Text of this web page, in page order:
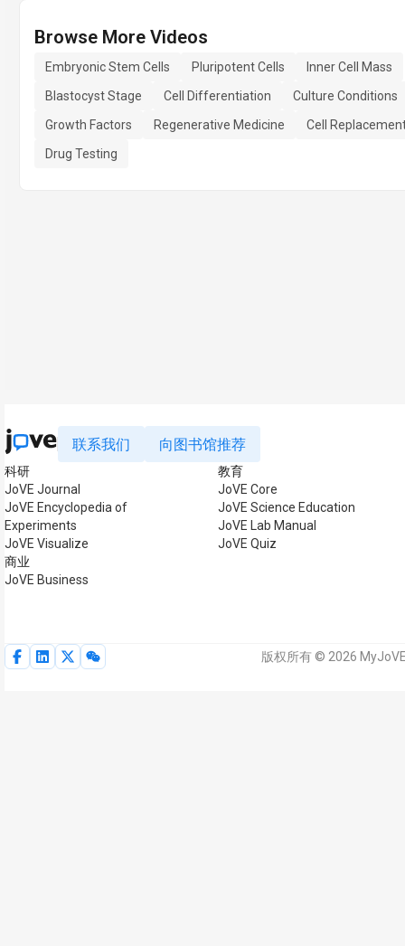
Browse More Videos
Embryonic Stem Cells Pluripotent Cells
Inner Cell Mass
Blastocyst Stage
Cell Differentiation
Culture Conditions
Growth Factors
Regenerative Medicine
Cell
Drug Testing
联系我们 向图书馆推荐
科研
JoVE Journal
JoVE Encyclopedia of
Experiments
JoVE Visualize
商业
JoVE Business
教育
JoVE Core
JoVE Science Education
JoVE Lab Manual
JoVE Quiz
版权所有 © 2026